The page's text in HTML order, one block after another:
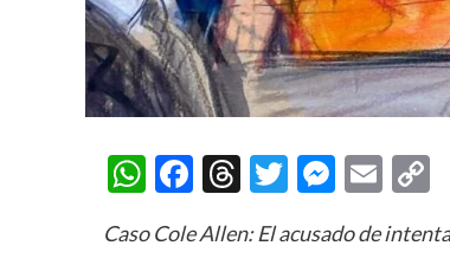
WhatsApp
Facebook
Threads
TwitterEmail
Caso Cole Allen: El acusado de